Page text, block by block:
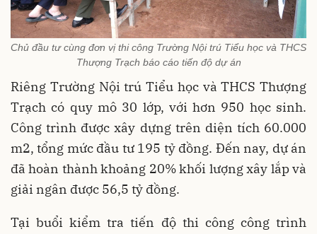
Chủ đầu tư cùng đơn vị thi công Trường Nội trú Tiểu học và THCS
Thượng Trạch báo cáo tiến độ dự án
Riêng Trường Nội trú Tiểu học và THCS Thượng
Trạch có quy mô 30 lớp, với hơn 950 học sinh.
Công trình được xây dựng trên diện tích 60.000
m2, tổng mức đầu tư 195 tỷ đồng. Đến nay, dự án
đã hoàn thành khoảng 20% khối lượng xây lắp và
giải ngân được 56,5 tỷ đồng.
Tại buổi kiểm tra tiến độ thi công công trình